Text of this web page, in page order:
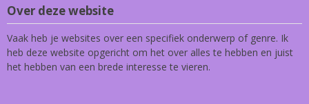
Over deze website
Vaak heb je websites over een specifiek onderwerp of genre. Ik
heb deze website opgericht om het over alles te hebben en juist
het hebben van een brede interesse te vieren.